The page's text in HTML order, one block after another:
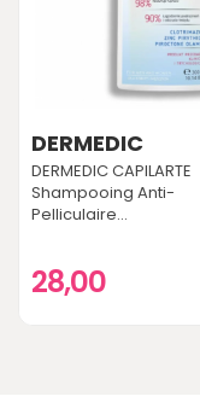
DERMEDIC
DERMEDIC CAPILARTE
Shampooing Anti-
Pelliculaire...
28,00